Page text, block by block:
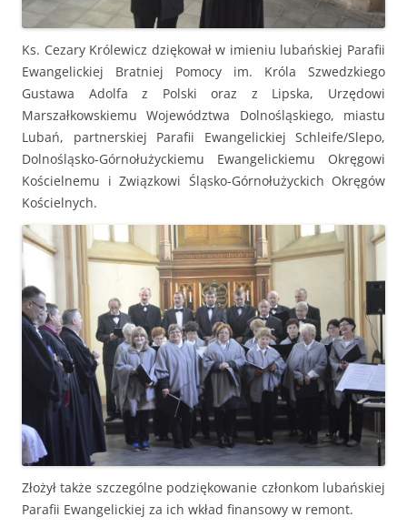
Ks. Cezary Królewicz dziękował w imieniu lubańskiej Parafii
Ewangelickiej Bratniej Pomocy im. Króla Szwedzkiego
Gustawa Adolfa z Polski oraz z Lipska, Urzędowi
Marszałkowskiemu Województwa Dolnośląskiego, miastu
Lubań, partnerskiej Parafii Ewangelickiej Schleife/Slepo,
Dolnośląsko-Górnołużyckiemu Ewangelickiemu Okręgowi
Kościelnemu i Związkowi Śląsko-Górnołużyckich Okręgów
Kościelnych.
Złożył także szczególne podziękowanie członkom lubańskiej
Parafii Ewangelickiej za ich wkład finansowy w remont.